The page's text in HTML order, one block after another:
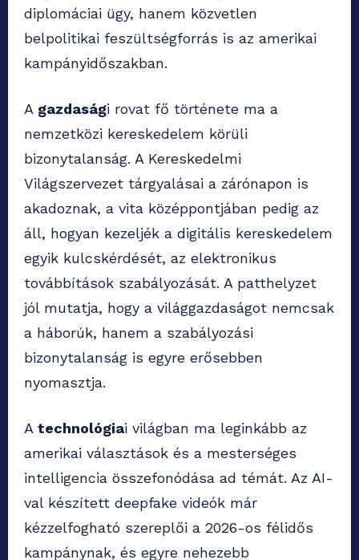
diplomáciai ügy, hanem közvetlen
belpolitikai feszültségforrás is az amerikai
kampányidőszakban.
A gazdasági rovat fő története ma a
nemzetközi kereskedelem körüli
bizonytalanság. A Kereskedelmi
Világszervezet tárgyalásai a zárónapon is
akadoznak, a vita középpontjában pedig az
áll, hogyan kezeljék a digitális kereskedelem
egyik kulcskérdését, az elektronikus
továbbítások szabályozását. A patthelyzet
jól mutatja, hogy a világgazdaságot nemcsak
a háborúk, hanem a szabályozási
bizonytalanság is egyre erősebben
nyomasztja.
A technológiai világban ma leginkább az
amerikai választások és a mesterséges
intelligencia összefonódása ad témát. Az AI-
val készített deepfake videók már
kézzelfogható szereplői a 2026-os félidős
kampánynak, és egyre nehezebb